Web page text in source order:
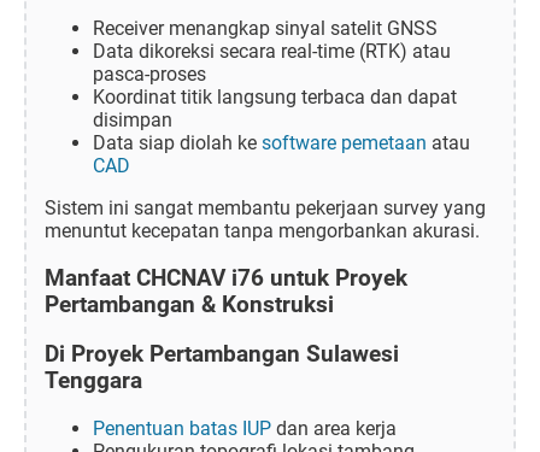
Receiver menangkap sinyal satelit GNSS
Data dikoreksi secara real-time (RTK) atau
pasca-proses
Koordinat titik langsung terbaca dan dapat
disimpan
Data siap diolah ke software pemetaan atau
CAD
Sistem ini sangat membantu pekerjaan survey yang
menuntut kecepatan tanpa mengorbankan akurasi.
Manfaat CHCNAV i76 untuk Proyek
Pertambangan & Konstruksi
Di Proyek Pertambangan Sulawesi
Tenggara
Penentuan batas IUP dan area kerja